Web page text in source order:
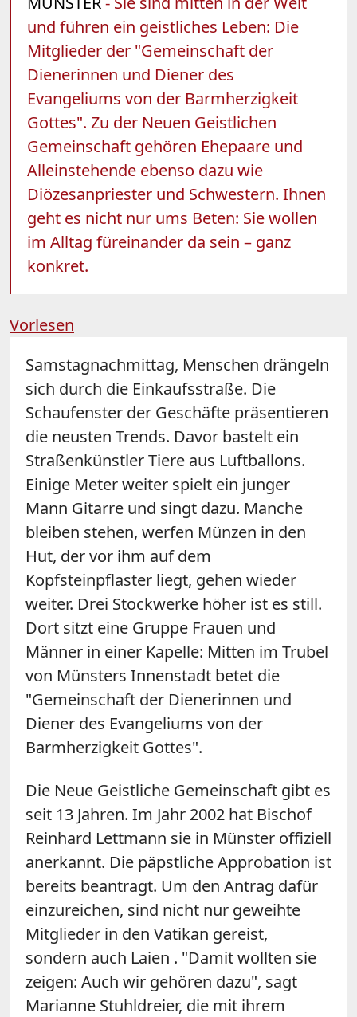
und führen ein geistliches Leben: Die
Mitglieder der "Gemeinschaft der
Dienerinnen und Diener des
Evangeliums von der Barmherzigkeit
Gottes". Zu der Neuen Geistlichen
Gemeinschaft gehören Ehepaare und
Alleinstehende ebenso dazu wie
Diözesanpriester und Schwestern. Ihnen
geht es nicht nur ums Beten: Sie wollen
im Alltag füreinander da sein – ganz
konkret.
Vorlesen
Samstagnachmittag, Menschen drängeln
sich durch die Einkaufsstraße. Die
Schaufenster der Geschäfte präsentieren
die neusten Trends. Davor bastelt ein
Straßenkünstler Tiere aus Luftballons.
Einige Meter weiter spielt ein junger
Mann Gitarre und singt dazu. Manche
bleiben stehen, werfen Münzen in den
Hut, der vor ihm auf dem
Kopfsteinpflaster liegt, gehen wieder
weiter. Drei Stockwerke höher ist es still.
Dort sitzt eine Gruppe Frauen und
Männer in einer Kapelle: Mitten im Trubel
von Münsters Innenstadt betet die
"Gemeinschaft der Dienerinnen und
Diener des Evangeliums von der
Barmherzigkeit Gottes".
Die Neue Geistliche Gemeinschaft gibt es
seit 13 Jahren. Im Jahr 2002 hat Bischof
Reinhard Lettmann sie in Münster offiziell
anerkannt. Die päpstliche Approbation ist
bereits beantragt. Um den Antrag dafür
einzureichen, sind nicht nur geweihte
Mitglieder in den Vatikan gereist,
sondern auch Laien . "Damit wollten sie
zeigen: Auch wir gehören dazu", sagt
Marianne Stuhldreier, die mit ihrem